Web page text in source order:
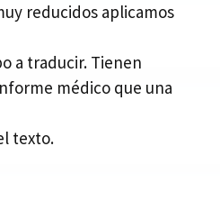
reducidos aplicamos
a traducir. Tienen
médico que una
texto.